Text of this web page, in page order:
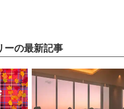
ーの最新記事